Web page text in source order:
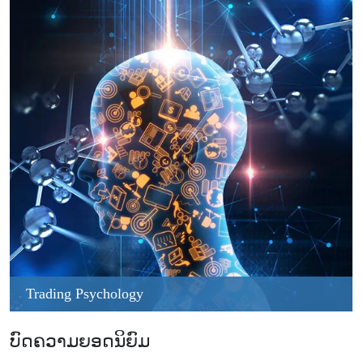
Trading Psychology
ບົດຄວາມຍອດນິຍົມ